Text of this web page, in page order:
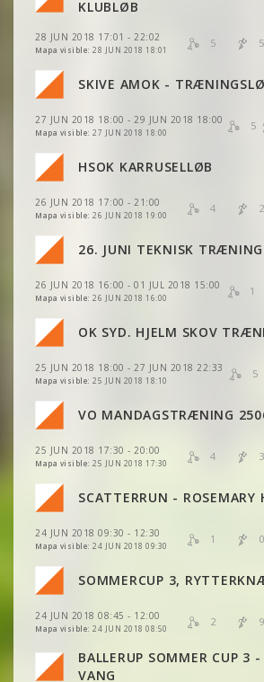
KLUBLØB
28 JUN 2018 17:01 - 22:02
Mapa visible: 28 JUN 2018 18:01
5 5
VER 2DRERUN
VER 2DRERUN
SKIVE AMOK -
27 JUN 2018 18:00 - 29 JUN 2018 18:00
Mapa visible: 27 JUN 2018 18:00
5
VER 2DRERUN
VER 2DRERUN
VER 2DRERUN
HSOK KARRUSELLØB
26 JUN 2018 17:00 - 21:00
Mapa visible: 26 JUN 2018 19:00
4 2
VER
VER 2DRERUN
VER 2DRERUN
VER 2DRERUN
26. JUNI TEKNISK TRÆNING
26 JUN 2018 16:00 - 01 JUL 2018 15:00
Mapa visible: 26 JUN 2018 16:00
1
VER 2DRERUN
OK SYD. HJELM SKOV
25 JUN 2018 18:00 - 27 JUN 2018 22:33
Mapa visible: 25 JUN 2018 18:10
5
VER
VER 2DRERUN
VER 2DRERUN
VER 2DRERUN
VO MANDAGSTRÆNING
25 JUN 2018 17:30 - 20:00
Mapa visible: 25 JUN 2018 17:30
4 3
VER
VER 2DRERUN
VER 2DRERUN
VER 2DRERUN
SCATTERRUN - ROSEMARY
24 JUN 2018 09:30 - 12:30
Mapa visible: 24 JUN 2018 09:30
1 0
VER 2DRERUN
SOMMERCUP 3,
24 JUN 2018 08:45 - 12:00
Mapa visible: 24 JUN 2018 08:50
2 9
VER 2DRERUN
VER 2DRERUN
BALLERUP SOMMER CUP 3
VANG
VER
VER 2DRERUN
VER 2DRERUN
VER 2DRERUN
VER